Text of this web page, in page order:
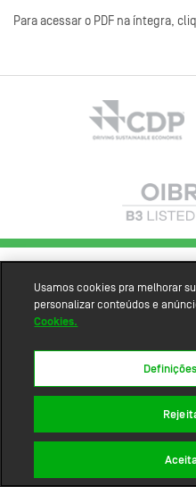
Para acessar o PDF na íntegra,
Usamos cookies pra melhorar
personalizar conteúdos e
Cookies.